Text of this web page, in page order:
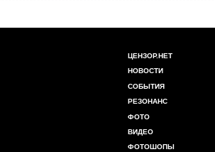
ЦЕНЗОР.НЕТ
НОВОСТИ
СОБЫТИЯ
РЕЗОНАНС
ФОТО
ВИДЕО
ФОТОШОПЫ